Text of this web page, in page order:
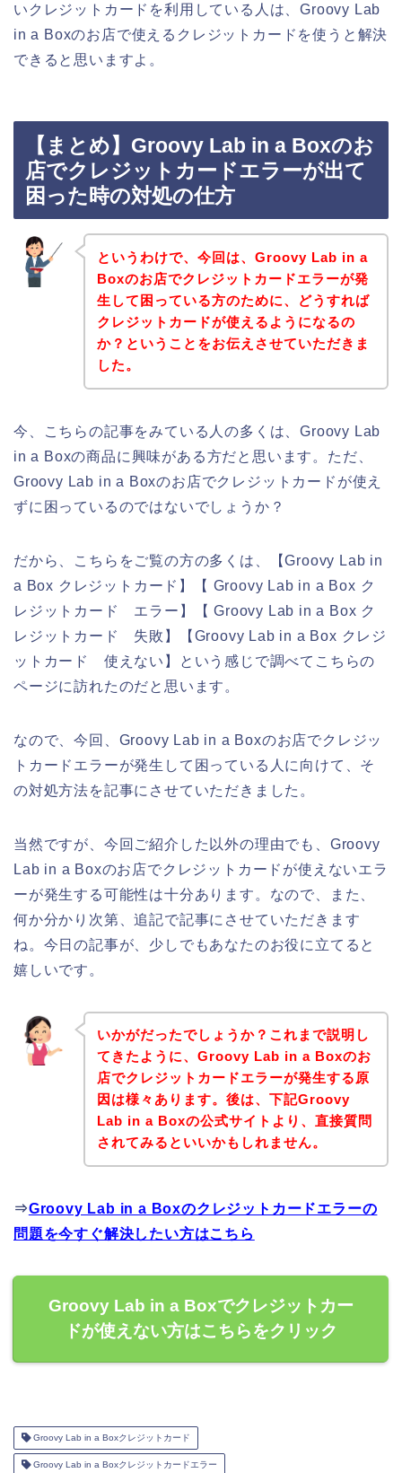
いクレジットカードを利用している人は、Groovy Lab
in a Boxのお店で使えるクレジットカードを使うと解決
できると思いますよ。
【まとめ】Groovy Lab in a Boxのお
店でクレジットカードエラーが出て
困った時の対処の仕方
というわけで、今回は、Groovy Lab in a
Boxのお店でクレジットカードエラーが発
生して困っている方のために、どうすれば
クレジットカードが使えるようになるの
か？ということをお伝えさせていただきま
した。
今、こちらの記事をみている人の多くは、Groovy Lab
in a Boxの商品に興味がある方だと思います。ただ、
Groovy Lab in a Boxのお店でクレジットカードが使え
ずに困っているのではないでしょうか？
だから、こちらをご覧の方の多くは、【Groovy Lab in
a Box クレジットカード】【 Groovy Lab in a Box ク
レジットカード エラー】【 Groovy Lab in a Box ク
レジットカード 失敗】【Groovy Lab in a Box クレジ
ットカード 使えない】という感じで調べてこちらの
ページに訪れたのだと思います。
なので、今回、Groovy Lab in a Boxのお店でクレジッ
トカードエラーが発生して困っている人に向けて、そ
の対処方法を記事にさせていただきました。
当然ですが、今回ご紹介した以外の理由でも、Groovy
Lab in a Boxのお店でクレジットカードが使えないエラ
ーが発生する可能性は十分あります。なので、また、
何か分かり次第、追記で記事にさせていただきます
ね。今日の記事が、少しでもあなたのお役に立てると
嬉しいです。
いかがだったでしょうか？これまで説明し
てきたように、Groovy Lab in a Boxのお
店でクレジットカードエラーが発生する原
因は様々あります。後は、下記Groovy
Lab in a Boxの公式サイトより、直接質問
されてみるといいかもしれません。
⇒Groovy Lab in a Boxのクレジットカードエラーの
問題を今すぐ解決したい方はこちら
Groovy Lab in a Boxでクレジットカー
ドが使えない方はこちらをクリック
Groovy Lab in a Boxクレジットカード
Groovy Lab in a Boxクレジットカードエラー